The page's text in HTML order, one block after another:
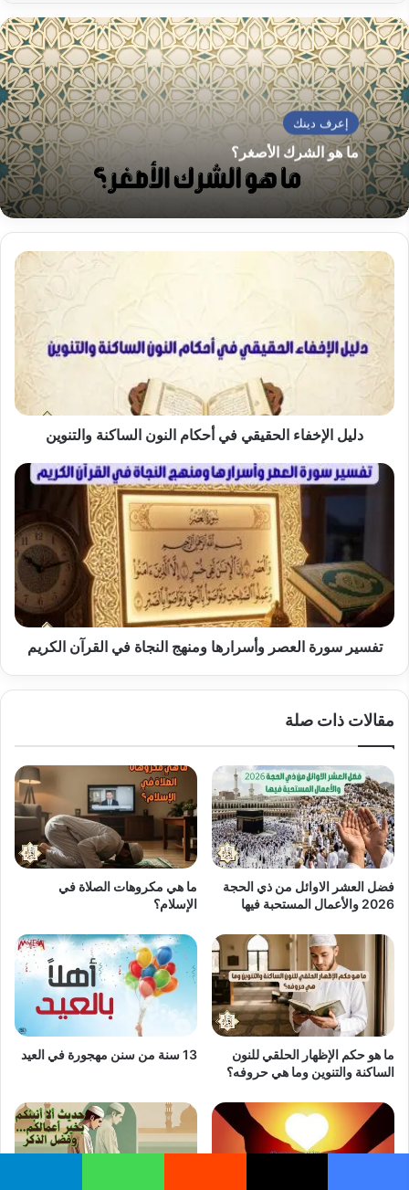
إعرف دينك
ما هو الشرك الأصغر؟
دليل
الإخفاء
الحقيقي
في
أحكام
النون
والتنوين
دليل الإخفاء الحقيقي في أحكام النون الساكنة والتنوين
تفسير
وأسرارها
النجاة
في
القرآن
الكريم
تفسير سورة العصر وأسرارها ومنهج النجاة في القرآن الكريم
مقالات ذات صلة
فضل العشر الاوائل من ذي الحجة
2026 والأعمال المستحبة فيها
ما هي مكروهات الصلاة في
الإسلام؟
ما هو حكم الإظهار الحلقي للنون
الساكنة والتنوين وما هي حروفه؟
13 سنة من سنن مهجورة في العيد